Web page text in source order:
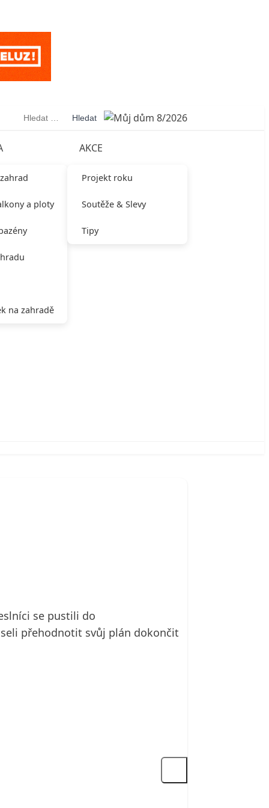
Vyhledávání
a ploty
na zahradě
AKCE
Projekt roku
Soutěže & Slevy
Tipy
se pustili do
přehodnotit svůj plán dokončit